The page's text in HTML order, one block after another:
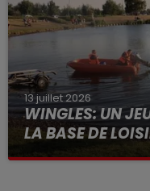
13 juillet 2026
WINGLES: UN
LA BASE DE
La victime a coulé